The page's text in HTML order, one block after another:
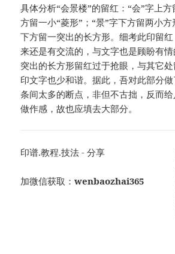
具体分析“会景楼”的留红：“会”字上
方留一小“菱形”；“景”字下方留两小方
下方留一突出的长方形。细考此印留
来还是有交流的，与文字也是顾盼有
突出的长方形留红过于抢眼，与其它
印文字也少和谐。据此，吾对此部分
条间太多的断点，非但不古拙，反而
做作感，故也应填去大部分。
印谱.教程.技法 - 分享
加微信获取：wenbaozhai365